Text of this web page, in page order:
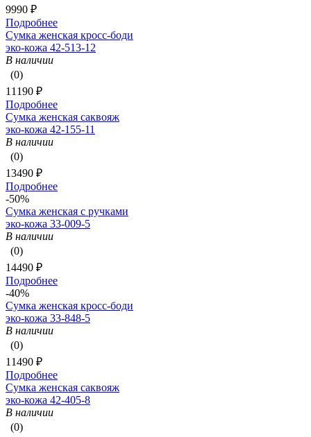
9990 ₽
Подробнее
Сумка женская кросс-боди
эко-кожа 42-513-12
В наличии
(0)
11190 ₽
Подробнее
Сумка женская саквояж
эко-кожа 42-155-11
В наличии
(0)
13490 ₽
Подробнее
-50%
Сумка женская с ручками
эко-кожа 33-009-5
В наличии
(0)
14490 ₽
Подробнее
-40%
Сумка женская кросс-боди
эко-кожа 33-848-5
В наличии
(0)
11490 ₽
Подробнее
Сумка женская саквояж
эко-кожа 42-405-8
В наличии
(0)